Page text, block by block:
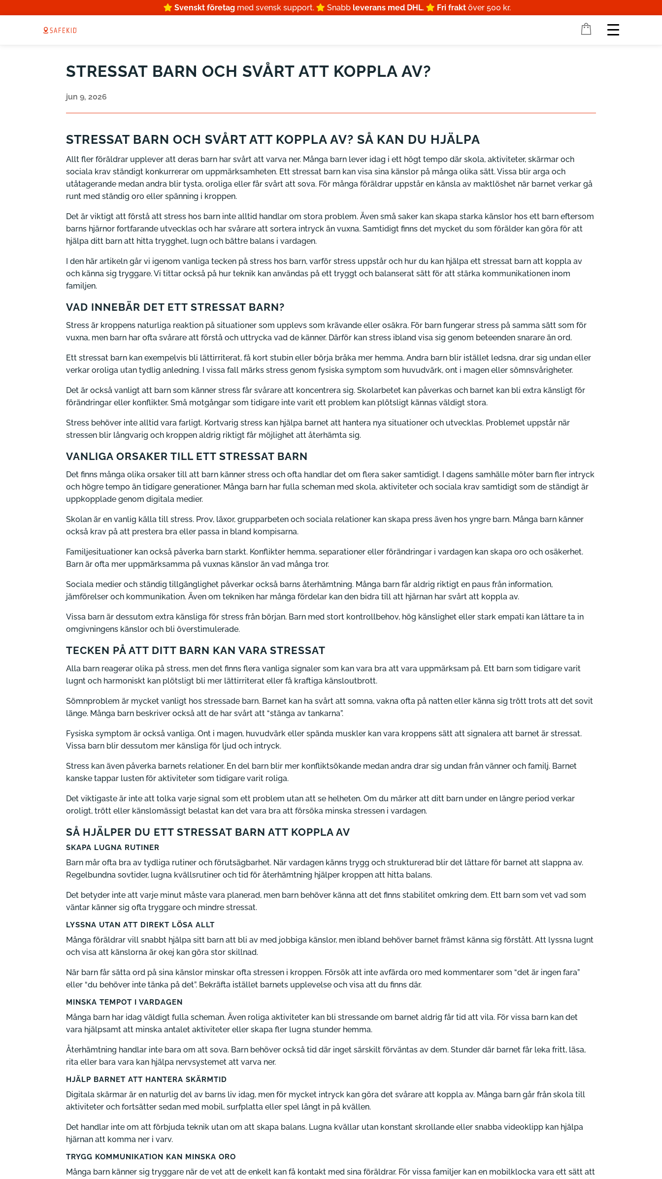
Svenskt företag med svensk support. Snabb leverans med DHL. Fri frakt över 500 kr.
STRESSAT BARN OCH SVÅRT ATT KOPPLA AV?
jun 9, 2026
STRESSAT BARN OCH SVÅRT ATT KOPPLA AV? SÅ KAN DU HJÄLPA
Allt fler föräldrar upplever att deras barn har svårt att varva ner. Många barn lever idag i ett högt tempo där skola, aktiviteter, skärmar och
sociala krav ständigt konkurrerar om uppmärksamheten. Ett stressat barn kan visa sina känslor på många olika sätt. Vissa blir arga och
utåtagerande medan andra blir tysta, oroliga eller får svårt att sova. För många föräldrar uppstår en känsla av maktlöshet när barnet verkar gå
runt med ständig oro eller spänning i kroppen.
Det är viktigt att förstå att stress hos barn inte alltid handlar om stora problem. Även små saker kan skapa starka känslor hos ett barn eftersom
barns hjärnor fortfarande utvecklas och har svårare att sortera intryck än vuxna. Samtidigt finns det mycket du som förälder kan göra för att
hjälpa ditt barn att hitta trygghet, lugn och bättre balans i vardagen.
I den här artikeln går vi igenom vanliga tecken på stress hos barn, varför stress uppstår och hur du kan hjälpa ett stressat barn att koppla av
och känna sig tryggare. Vi tittar också på hur teknik kan användas på ett tryggt och balanserat sätt för att stärka kommunikationen inom
familjen.
VAD INNEBÄR DET ETT STRESSAT BARN?
Stress är kroppens naturliga reaktion på situationer som upplevs som krävande eller osäkra. För barn fungerar stress på samma sätt som för
vuxna, men barn har ofta svårare att förstå och uttrycka vad de känner. Därför kan stress ibland visa sig genom beteenden snarare än ord.
Ett stressat barn kan exempelvis bli lättirriterat, få kort stubin eller börja bråka mer hemma. Andra barn blir istället ledsna, drar sig undan eller
verkar oroliga utan tydlig anledning. I vissa fall märks stress genom fysiska symptom som huvudvärk, ont i magen eller sömnsvårigheter.
Det är också vanligt att barn som känner stress får svårare att koncentrera sig. Skolarbetet kan påverkas och barnet kan bli extra känsligt för
förändringar eller konflikter. Små motgångar som tidigare inte varit ett problem kan plötsligt kännas väldigt stora.
Stress behöver inte alltid vara farligt. Kortvarig stress kan hjälpa barnet att hantera nya situationer och utvecklas. Problemet uppstår när
stressen blir långvarig och kroppen aldrig riktigt får möjlighet att återhämta sig.
VANLIGA ORSAKER TILL ETT STRESSAT BARN
Det finns många olika orsaker till att barn känner stress och ofta handlar det om flera saker samtidigt. I dagens samhälle möter barn fler intryck
och högre tempo än tidigare generationer. Många barn har fulla scheman med skola, aktiviteter och sociala krav samtidigt som de ständigt är
uppkopplade genom digitala medier.
Skolan är en vanlig källa till stress. Prov, läxor, grupparbeten och sociala relationer kan skapa press även hos yngre barn. Många barn känner
också krav på att prestera bra eller passa in bland kompisarna.
Familjesituationer kan också påverka barn starkt. Konflikter hemma, separationer eller förändringar i vardagen kan skapa oro och osäkerhet.
Barn är ofta mer uppmärksamma på vuxnas känslor än vad många tror.
Sociala medier och ständig tillgänglighet påverkar också barns återhämtning. Många barn får aldrig riktigt en paus från information,
jämförelser och kommunikation. Även om tekniken har många fördelar kan den bidra till att hjärnan har svårt att koppla av.
Vissa barn är dessutom extra känsliga för stress från början. Barn med stort kontrollbehov, hög känslighet eller stark empati kan lättare ta in
omgivningens känslor och bli överstimulerade.
TECKEN PÅ ATT DITT BARN KAN VARA STRESSAT
Alla barn reagerar olika på stress, men det finns flera vanliga signaler som kan vara bra att vara uppmärksam på. Ett barn som tidigare varit
lugnt och harmoniskt kan plötsligt bli mer lättirriterat eller få kraftiga känsloutbrott.
Sömnproblem är mycket vanligt hos stressade barn. Barnet kan ha svårt att somna, vakna ofta på natten eller känna sig trött trots att det sovit
länge. Många barn beskriver också att de har svårt att “stänga av tankarna”.
Fysiska symptom är också vanliga. Ont i magen, huvudvärk eller spända muskler kan vara kroppens sätt att signalera att barnet är stressat.
Vissa barn blir dessutom mer känsliga för ljud och intryck.
Stress kan även påverka barnets relationer. En del barn blir mer konfliktsökande medan andra drar sig undan från vänner och familj. Barnet
kanske tappar lusten för aktiviteter som tidigare varit roliga.
Det viktigaste är inte att tolka varje signal som ett problem utan att se helheten. Om du märker att ditt barn under en längre period verkar
oroligt, trött eller känslomässigt belastat kan det vara bra att försöka minska stressen i vardagen.
SÅ HJÄLPER DU ETT STRESSAT BARN ATT KOPPLA AV
SKAPA LUGNA RUTINER
Barn mår ofta bra av tydliga rutiner och förutsägbarhet. När vardagen känns trygg och strukturerad blir det lättare för barnet att slappna av.
Regelbundna sovtider, lugna kvällsrutiner och tid för återhämtning hjälper kroppen att hitta balans.
Det betyder inte att varje minut måste vara planerad, men barn behöver känna att det finns stabilitet omkring dem. Ett barn som vet vad som
väntar känner sig ofta tryggare och mindre stressat.
LYSSNA UTAN ATT DIREKT LÖSA ALLT
Många föräldrar vill snabbt hjälpa sitt barn att bli av med jobbiga känslor, men ibland behöver barnet främst känna sig förstått. Att lyssna lugnt
och visa att känslorna är okej kan göra stor skillnad.
När barn får sätta ord på sina känslor minskar ofta stressen i kroppen. Försök att inte avfärda oro med kommentarer som “det är ingen fara”
eller “du behöver inte tänka på det”. Bekräfta istället barnets upplevelse och visa att du finns där.
MINSKA TEMPOT I VARDAGEN
Många barn har idag väldigt fulla scheman. Även roliga aktiviteter kan bli stressande om barnet aldrig får tid att vila. För vissa barn kan det
vara hjälpsamt att minska antalet aktiviteter eller skapa fler lugna stunder hemma.
Återhämtning handlar inte bara om att sova. Barn behöver också tid där inget särskilt förväntas av dem. Stunder där barnet får leka fritt, läsa,
rita eller bara vara kan hjälpa nervsystemet att varva ner.
HJÄLP BARNET ATT HANTERA SKÄRMTID
Digitala skärmar är en naturlig del av barns liv idag, men för mycket intryck kan göra det svårare att koppla av. Många barn går från skola till
aktiviteter och fortsätter sedan med mobil, surfplatta eller spel långt in på kvällen.
Det handlar inte om att förbjuda teknik utan om att skapa balans. Lugna kvällar utan konstant skrollande eller snabba videoklipp kan hjälpa
hjärnan att komma ner i varv.
TRYGG KOMMUNIKATION KAN MINSKA ORO
Många barn känner sig tryggare när de vet att de enkelt kan få kontakt med sina föräldrar. För vissa familjer kan en mobilklocka vara ett sätt att